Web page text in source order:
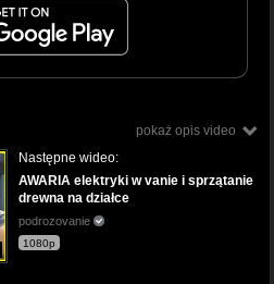
pokaż opis video
Następne wideo:
AWARIA elektryki w vanie i sprzątanie
drewna na działce
podrozovanie
1080p